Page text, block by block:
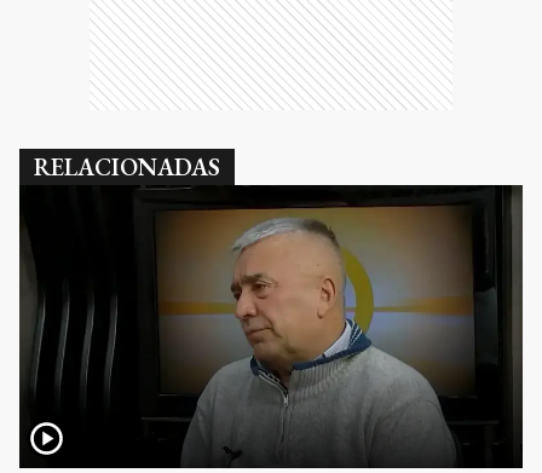
RELACIONADAS